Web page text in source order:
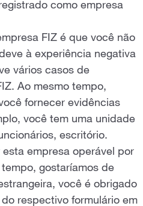
como empresa
FIZ é que você não
à experiência negativa
vários casos de
Ao mesmo tempo,
fornecer evidências
você tem uma unidade
escritório.
empresa operável por
gostaríamos de
você é obrigado
respectivo formulário em